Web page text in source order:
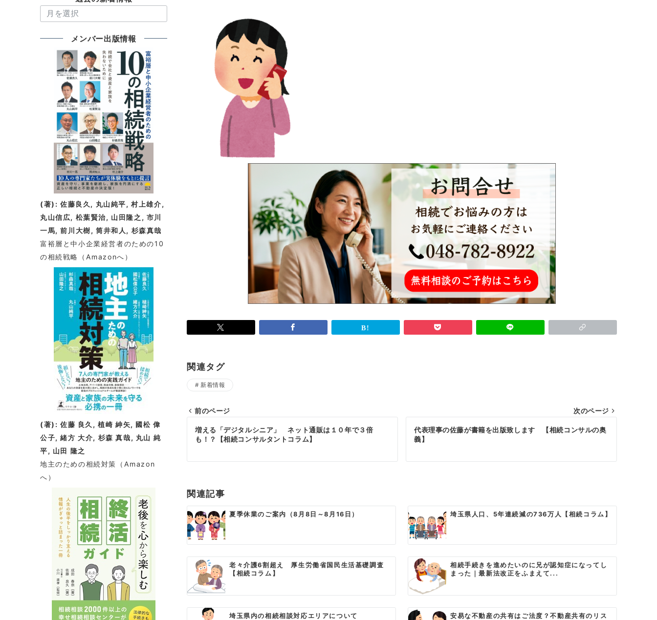
関連タグ
新着情報
投
稿
ナ
ゲ
ー
シ
ョ
ン
前のページ
増える「デジタルシニア」 ネット通販は１０年で３倍
も！？【相続コンサルタントコラム】
次のページ
代表理事の佐藤が書籍を出版致します 【相続コンサルの奥
義】
関連記事
夏季休業のご案内（8月8日～8月16日） 埼玉県人口、5年連続減の736万人【相続コラム】
老々介護6割超え 厚生労働省国民生活基礎調査
【相続コラム】
相続手続きを進めたいのに兄が認知症になってし
まった｜最新法改正をふまえて...
埼玉県内の相続相談対応エリアについて
安易な不動産の共有はご法度？不動産共有のリス
去
の
メンバー出版情報
(著): 佐藤良久, 丸山純平, 村上雄介,
丸山信広, 松葉賢治, 山田隆之, 市川
一馬, 前川大樹, 筒井和人, 杉森真哉
富裕層と中小企業経営者のための10
の相続戦略
（Amazonへ）
(著): 佐藤 良久, 植崎 紳矢, 國松 偉
公子, 緒方 大介, 杉森 真哉, 丸山 純
平, 山田 隆之
地主のための相続対策
（Amazon
へ）